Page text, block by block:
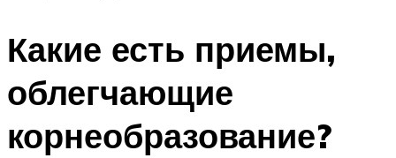
Какие есть приемы,
облегчающие
корнеобразование?